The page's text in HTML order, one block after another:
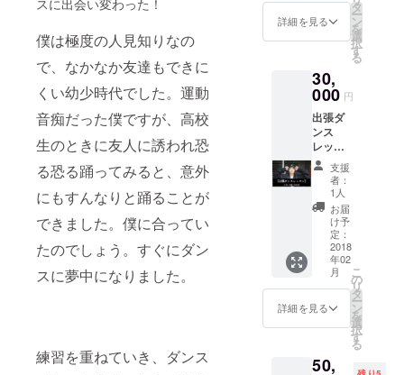
僕は極度の人見知りなの
で、なかなか友達もできに
くい幼少時代でした。運動
音痴だった僕ですが、高校
生のときに友人に誘われ恐
る恐る踊ってみると、意外
にもすんなりと踊ることが
できました。僕に合ってい
たのでしょう。すぐにダン
スに夢中になりました。
練習を重ねていき、ダンス
ヒー[カ
フェ]、
サロ
ン]、
agili[美
容室]、
美糸優
[焼肉
屋]、
boogies
[ハン
バー
ガー]、
他数店
舗など
※決まり
次第報
告しま
す）で
す。500
円×6枚
意して
いま
す。支
援時の
に希望
のサイ
ズとカ
ラーを
入力し
てくだ
さい。
3ヶ月無
料チ
ケッ
ト：
オープ
ンから
3ヶ月間
無料で
利用で
きま
類や開
詳細を見る
タ
ー
ン
を
選
択
す
る
30,
000 円
出張ダ
ンス
レッス
ンは小
中学校
や地域
のダン
スサー
クルを
主に対
象とし
ていま
す。日
章学園
で非常
勤講師
る
支援
者：
1人
お届
け予
定：
2018
年02
月
詳細を見る
こ
の
リ
タ
ー
ン
を
選
択
す
る
50,